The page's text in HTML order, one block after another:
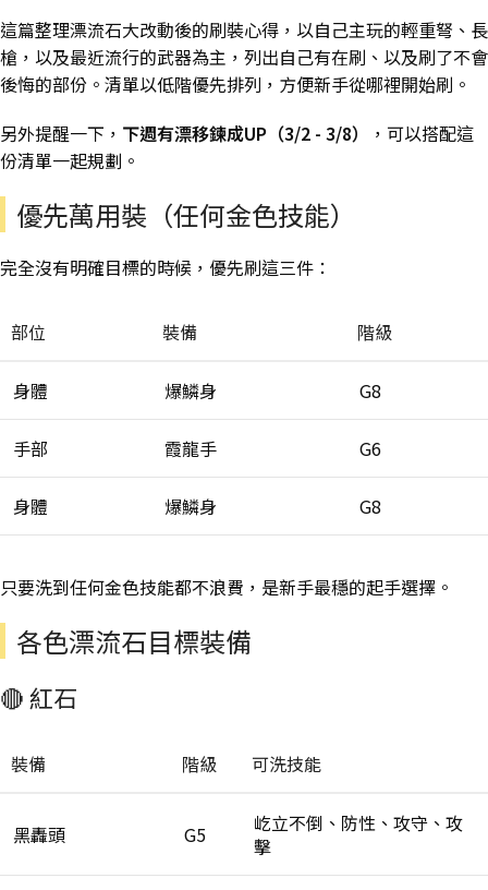
這篇整理漂流石大改動後的刷裝心得，以自己主玩的輕重弩、長
槍，以及最近流行的武器為主，列出自己有在刷、以及刷了不會
後悔的部份。清單以低階優先排列，方便新手從哪裡開始刷。
另外提醒一下， 下週有漂移鍊成UP（3/2 - 3/8）
，可以搭配這
份清單一起規劃。
優先萬用裝（任何金色技能）
完全沒有明確目標的時候，優先刷這三件：
部位 裝備 階級
身體 爆鱗身 G8
手部 霞龍手 G6
身體 爆鱗身 G8
只要洗到任何金色技能都不浪費，是新手最穩的起手選擇。
各色漂流石目標裝備
🔴 紅石
裝備 階級 可洗技能
黑轟頭 G5
屹立不倒、防性、攻守、攻
擊